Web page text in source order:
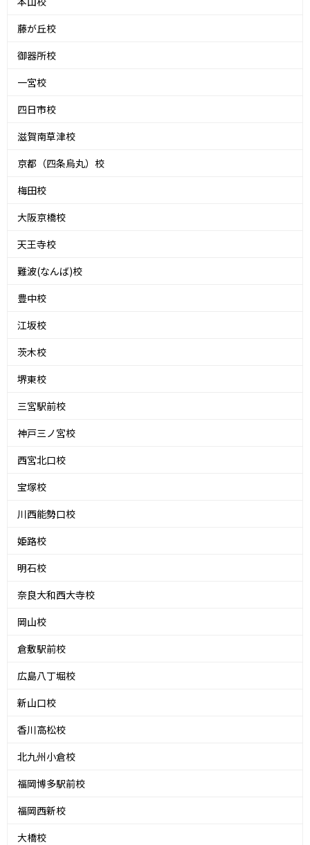
藤が丘校
御器所校
一宮校
四日市校
滋賀南草津校
京都（四条烏丸）校
梅田校
大阪京橋校
天王寺校
難波(なんば)校
豊中校
江坂校
茨木校
堺東校
三宮駅前校
神戸三ノ宮校
西宮北口校
宝塚校
川西能勢口校
姫路校
明石校
奈良大和西大寺校
岡山校
倉敷駅前校
広島八丁堀校
新山口校
香川高松校
北九州小倉校
福岡博多駅前校
福岡西新校
大橋校